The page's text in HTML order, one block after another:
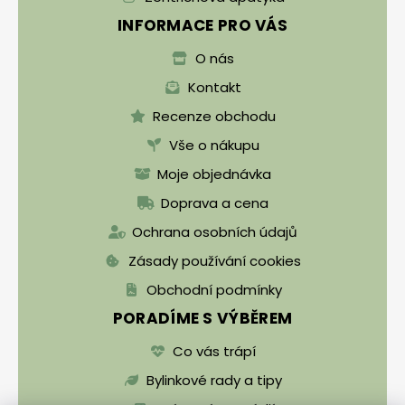
INFORMACE PRO VÁS
O nás
Kontakt
Recenze obchodu
Vše o nákupu
Moje objednávka
Doprava a cena
Ochrana osobních údajů
Zásady používání cookies
Obchodní podmínky
PORADÍME S VÝBĚREM
Co vás trápí
Bylinkové rady a tipy